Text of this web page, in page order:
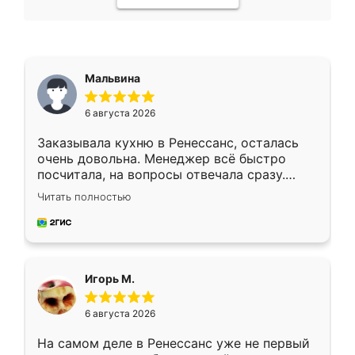
Мальвина
6 августа 2026
Заказывала кухню в Ренессанс, осталась
очень довольна. Менеджер всё быстро
посчитала, на вопросы отвечала сразу.
Замерщик приехал в субботу, подошёл к
делу со всей ответственностью. Собрали
за день, ребята работали аккуратно, даже
Читать полностью
Игорь М.
6 августа 2026
На самом деле в Ренессанс уже не первый